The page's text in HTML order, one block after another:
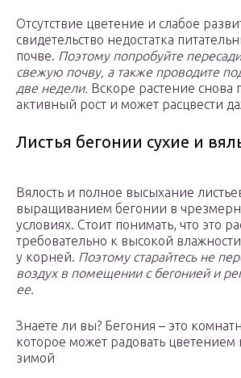
Отсутствие цветение и слабое
свидетельство недостатка
почве. Поэтому попробуйте
свежую почву, а также проводите
две недели. Вскоре растение снова
активный рост и может расцвести
Листья бегонии сухие и
Вялость и полное высыхание
выращиванием бегонии в
условиях. Стоит понимать, что это
требовательно к высокой
у корней. Поэтому старайтесь не
воздух в помещении с бегонией и
ее.
Знаете ли вы? Бегония – это
которое может радовать цветением
зимой